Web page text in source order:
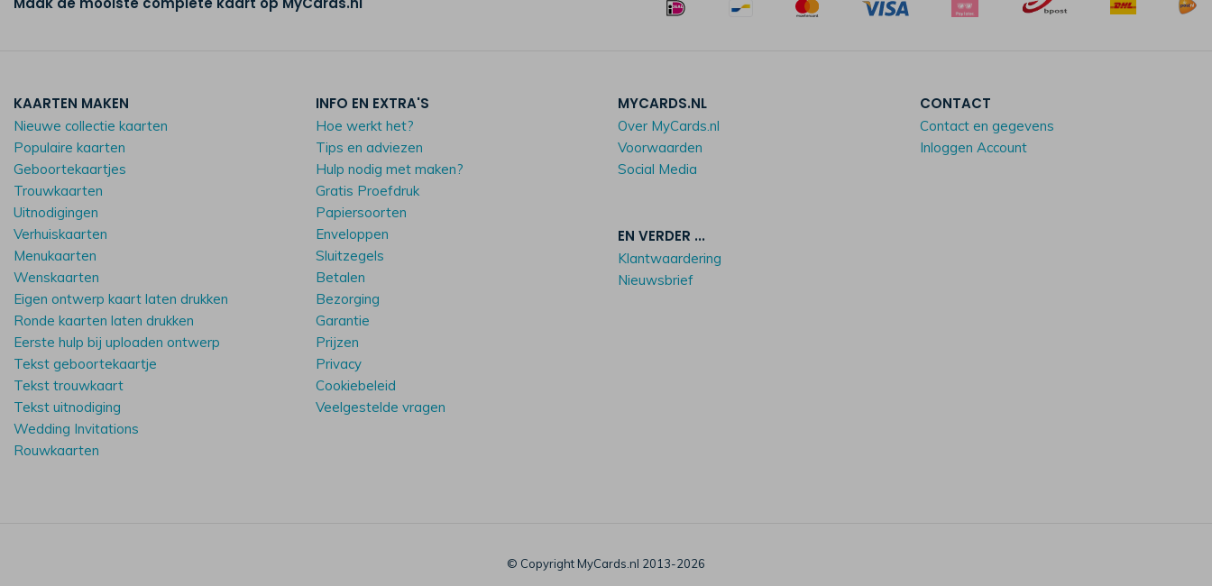
KAARTEN MAKEN
Nieuwe collectie kaarten
Populaire kaarten
Geboortekaartjes
Trouwkaarten
Uitnodigingen
Verhuiskaarten
Menukaarten
Wenskaarten
Eigen ontwerp kaart laten drukken
Ronde kaarten laten drukken
Eerste hulp bij uploaden ontwerp
Tekst geboortekaartje
Tekst trouwkaart
Tekst uitnodiging
Wedding Invitations
Rouwkaarten
INFO EN EXTRA'S
Hoe werkt het?
Tips en adviezen
Hulp nodig met maken?
Gratis Proefdruk
Papiersoorten
Enveloppen
Sluitzegels
Betalen
Bezorging
Garantie
Prijzen
Privacy
Cookiebeleid
Veelgestelde vragen
MYCARDS.NL
Over MyCards.nl
Voorwaarden
Social Media
EN VERDER ...
Klantwaardering
Nieuwsbrief
CONTACT
Contact en gegevens
Inloggen Account
© Copyright MyCards.nl 2013-2026